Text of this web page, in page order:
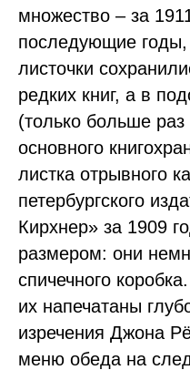
множество – за
последующие
листочки
редких книг, а в
(только больше
основного
листка отрывного
петербургского
Кирхнер» за 1909
размером: они
спичечного
их напечатаны
изречения Джона
меню обеда на